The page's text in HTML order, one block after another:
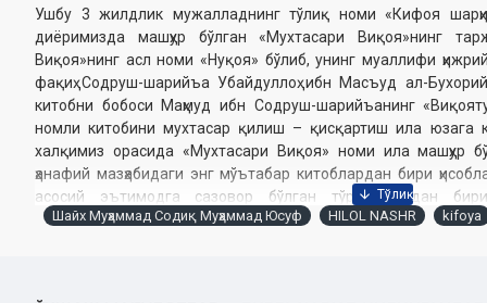
Ушбу 3 жилдлик мужалладнинг тўлиқ номи «Кифоя
диёримизда машҳур бўлган «Мухтасари Виқоя»нинг
Виқоя»нинг асл номи «Нуқоя» бўлиб, унинг муаллифи
фақиҳ Содруш-шарийъа Убайдуллоҳ ибн Масъуд ал-
китобни бобоси Маҳмуд ибн Содруш-шарийъанинг
номли китобини мухтасар қилиш – қисқартиш ила юзага
халқимиз орасида «Мухтасари Виқоя» номи ила машҳур
ҳанафий мазҳабидаги энг мўътабар китоблардан бири
асосий эътимодга сазовор бўлган тўрт матндан
мухтасаридир. Уламолар ва толиби илмлар бу китобни
Шайх Муҳаммад Содиқ Муҳаммад Юсуф HILOL NASHR kifoya